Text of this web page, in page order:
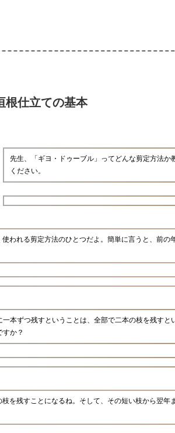
根仕立ての基本
先生、「ギヨ・ドゥーブル」ってどんな剪定方法か
ください。
われる剪定方法のひとつだよ。簡単に言うと、前の
一本ずつ残すということは、全部で二本の枝を残すと
すか？
を残すことになるね。そして、その短い枝から翌年